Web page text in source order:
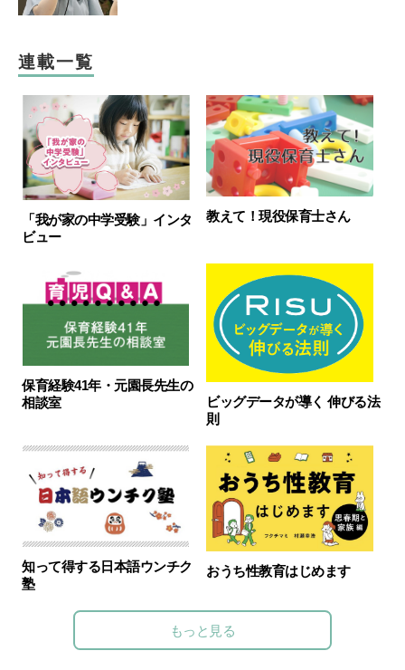
連載一覧
「我が家の中学受験」インタ
ビュー
教えて！現役保育士さん
保育経験41年・元園長先生の
相談室
ビッグデータが導く 伸びる法
則
知って得する日本語ウンチク
塾
おうち性教育はじめます
もっと見る